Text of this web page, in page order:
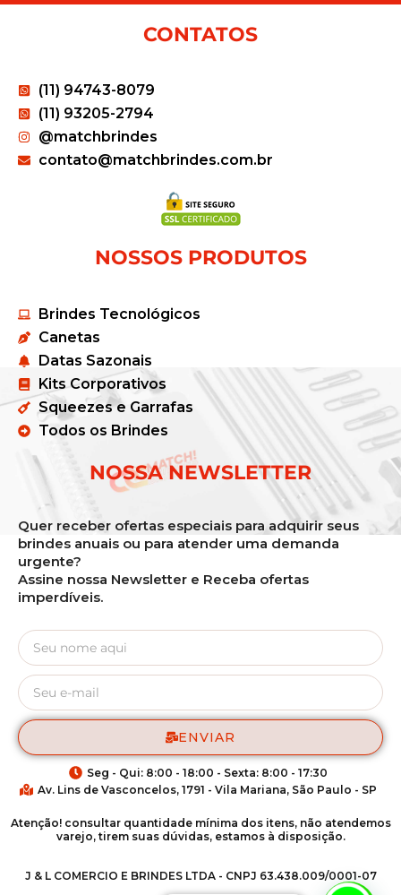
CONTATOS
(11) 94743-8079
(11) 93205-2794
@matchbrindes
contato@matchbrindes.com.br
NOSSOS PRODUTOS
Brindes Tecnológicos
Canetas
Datas Sazonais
Kits Corporativos
Squeezes e Garrafas
Todos os Brindes
NOSSA NEWSLETTER
Quer receber ofertas especiais para adquirir seus
brindes anuais ou para atender uma demanda
urgente?
Assine nossa Newsletter e Receba ofertas
imperdíveis.
ENVIAR
Seg - Qui: 8:00 - 18:00 - Sexta: 8:00 - 17:30
Av. Lins de Vasconcelos, 1791 - Vila Mariana, São Paulo - SP
Atenção! consultar quantidade mínima dos itens, não atendemos
varejo, tirem suas dúvidas, estamos à disposição.
J & L COMERCIO E BRINDES LTDA - CNPJ 63.438.009/0001-07